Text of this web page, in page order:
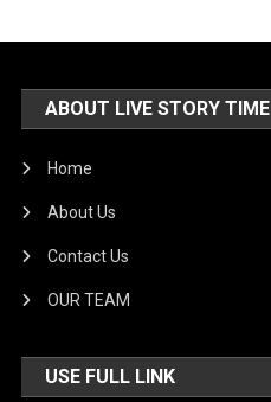
ABOUT LIVE STORY TIME
Home
About Us
Contact Us
OUR TEAM
USE FULL LINK